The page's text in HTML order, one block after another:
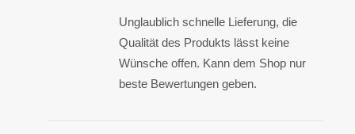
Unglaublich schnelle Lieferung, die
Qualität des Produkts lässt keine
Wünsche offen. Kann dem Shop nur
beste Bewertungen geben.